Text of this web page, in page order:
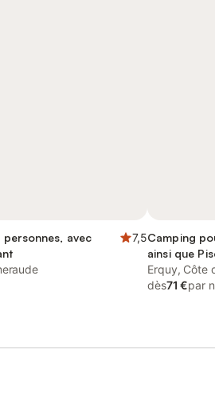
avec
7,5Camping
ainsi que
Erquy, Côte
dès71 €par